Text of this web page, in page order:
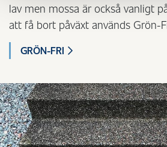
lav men mossa är också vanligt
att få bort påväxt används Grön-
GRÖN-FRI